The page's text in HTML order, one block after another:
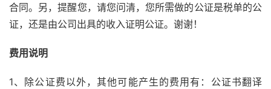
合同。另，提醒您，请您问清，您所需做的公证是税单的公
证，还是由公司出具的收入证明公证。谢谢！
费用说明
1、除公证费以外，其他可能产生的费用有：公证书翻译